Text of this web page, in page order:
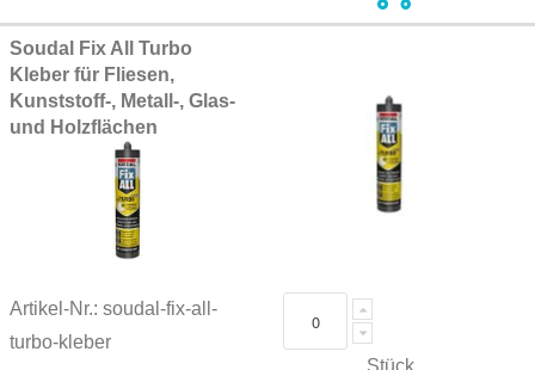
Soudal Fix All Turbo
Kleber für Fliesen,
Kunststoff-, Metall-, Glas-
und Holzflächen
Artikel-Nr.: soudal-fix-all-
turbo-kleber
Stück